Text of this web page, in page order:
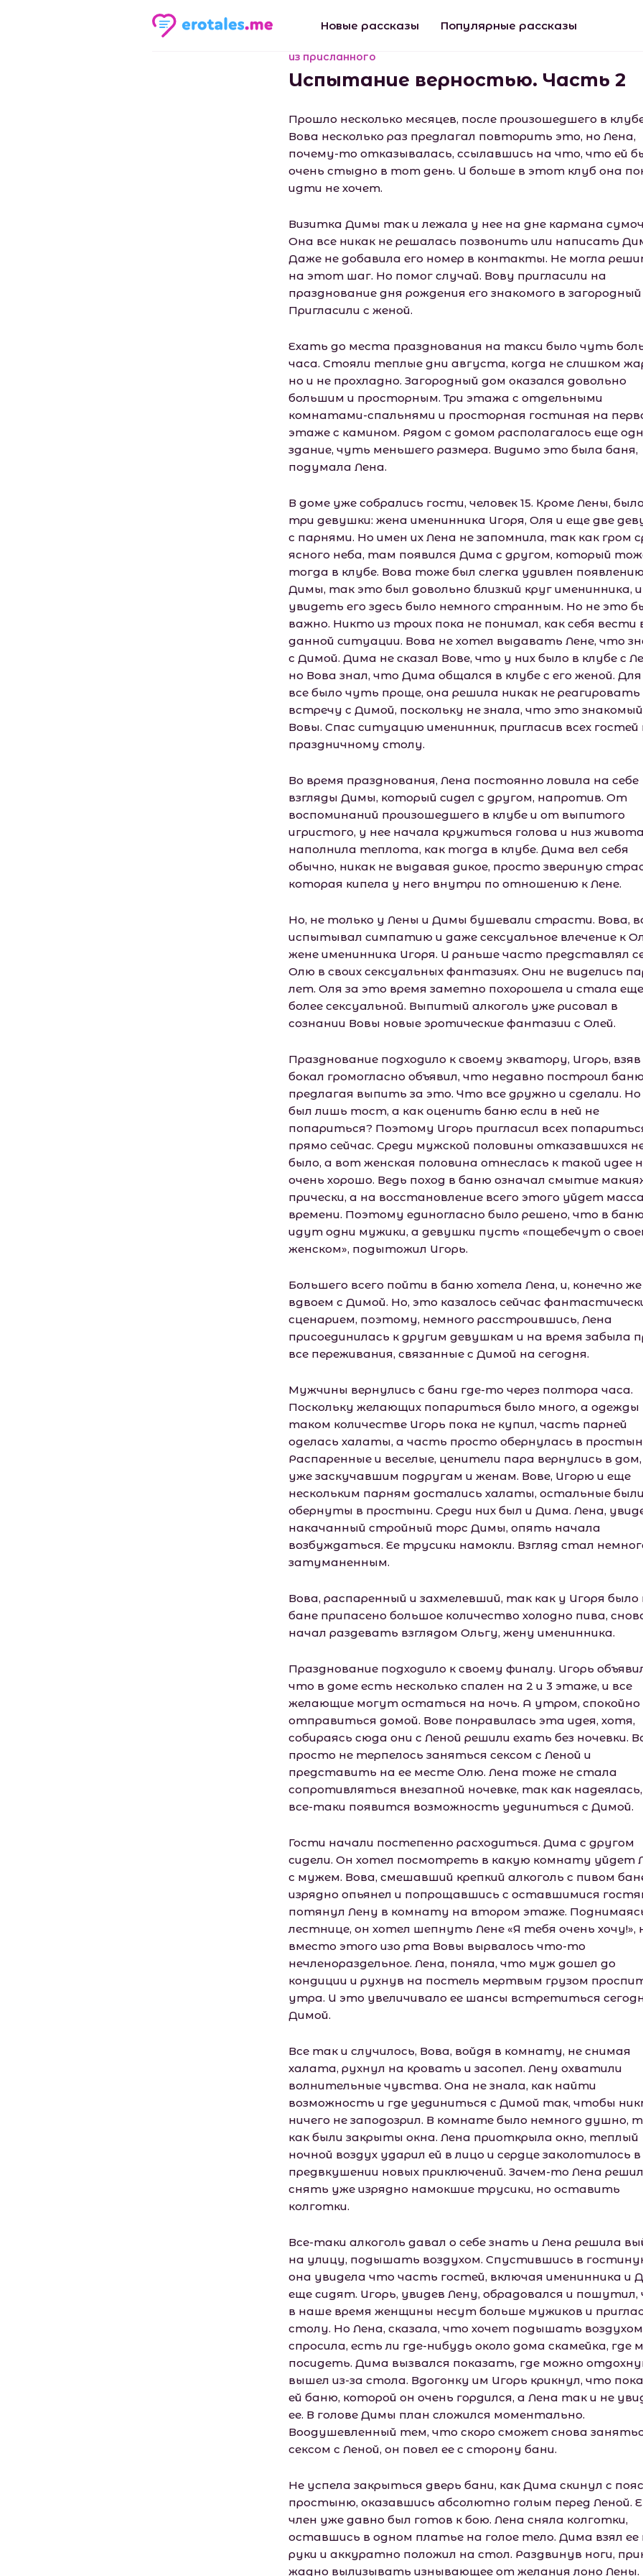
Новые рассказы Популярные рассказы
из присланного
Испытание верностью. Часть 2
Прошло несколько месяцев, после произошедшего в
Вова несколько раз предлагал повторить это, но Лена,
почему-то отказывалась, ссылавшись на что, что ей
очень стыдно в тот день. И больше в этот клуб она
идти не хочет.
Визитка Димы так и лежала у нее на дне кармана
Она все никак не решалась позвонить или написать
Даже не добавила его номер в контакты. Не могла
на этот шаг. Но помог случай. Вову пригласили на
празднование дня рождения его знакомого в
Пригласили с женой.
Ехать до места празднования на такси было чуть
часа. Стояли теплые дни августа, когда не слишком
но и не прохладно. Загородный дом оказался довольно
большим и просторным. Три этажа с отдельными
комнатами-спальнями и просторная гостиная на
этаже с камином. Рядом с домом располагалось еще
здание, чуть меньшего размера. Видимо это была баня,
подумала Лена.
В доме уже собрались гости, человек 15. Кроме Лены,
три девушки: жена именинника Игоря, Оля и еще две
с парнями. Но имен их Лена не запомнила, так как гром
ясного неба, там появился Дима с другом, который
тогда в клубе. Вова тоже был слегка удивлен появлению
Димы, так это был довольно близкий круг именинника, и
увидеть его здесь было немного странным. Но не это
важно. Никто из троих пока не понимал, как себя вести
данной ситуации. Вова не хотел выдавать Лене, что
с Димой. Дима не сказал Вове, что у них было в клубе с
но Вова знал, что Дима общался в клубе с его женой.
все было чуть проще, она решила никак не реагировать
встречу с Димой, поскольку не знала, что это знакомый
Вовы. Спас ситуацию именинник, пригласив всех гостей
праздничному столу.
Во время празднования, Лена постоянно ловила на себе
взгляды Димы, который сидел с другом, напротив. От
воспоминаний произошедшего в клубе и от выпитого
игристого, у нее начала кружиться голова и низ живота
наполнила теплота, как тогда в клубе. Дима вел себя
обычно, никак не выдавая дикое, просто звериную
которая кипела у него внутри по отношению к Лене.
Но, не только у Лены и Димы бушевали страсти. Вова,
испытывал симпатию и даже сексуальное влечение к
жене именинника Игоря. И раньше часто представлял
Олю в своих сексуальных фантазиях. Они не виделись
лет. Оля за это время заметно похорошела и стала еще
более сексуальной. Выпитый алкоголь уже рисовал в
сознании Вовы новые эротические фантазии с Олей.
Празднование подходило к своему экватору, Игорь, взяв
бокал громогласно объявил, что недавно построил
предлагая выпить за это. Что все дружно и сделали.
был лишь тост, а как оценить баню если в ней не
попариться? Поэтому Игорь пригласил всех
прямо сейчас. Среди мужской половины отказавшихся
было, а вот женская половина отнеслась к такой идее
очень хорошо. Ведь поход в баню означал смытие
прически, а на восстановление всего этого уйдет масса
времени. Поэтому единогласно было решено, что в баню
идут одни мужики, а девушки пусть «пощебечут о
женском», подытожил Игорь.
Большего всего пойти в баню хотела Лена, и, конечно же
вдвоем с Димой. Но, это казалось сейчас
сценарием, поэтому, немного расстроившись, Лена
присоединилась к другим девушкам и на время забыла
все переживания, связанные с Димой на сегодня.
Мужчины вернулись с бани где-то через полтора часа.
Поскольку желающих попариться было много, а одежды
таком количестве Игорь пока не купил, часть парней
оделась халаты, а часть просто обернулась в
Распаренные и веселые, ценители пара вернулись в дом,
уже заскучавшим подругам и женам. Вове, Игорю и еще
нескольким парням достались халаты, остальные были
обернуты в простыни. Среди них был и Дима. Лена,
накачанный стройный торс Димы, опять начала
возбуждаться. Ее трусики намокли. Взгляд стал
затуманенным.
Вова, распаренный и захмелевший, так как у Игоря было
бане припасено большое количество холодно пива,
начал раздевать взглядом Ольгу, жену именинника.
Празднование подходило к своему финалу. Игорь
что в доме есть несколько спален на 2 и 3 этаже, и все
желающие могут остаться на ночь. А утром, спокойно
отправиться домой. Вове понравилась эта идея, хотя,
собираясь сюда они с Леной решили ехать без ночевки.
просто не терпелось заняться сексом с Леной и
представить на ее месте Олю. Лена тоже не стала
сопротивляться внезапной ночевке, так как
все-таки появится возможность уединиться с Димой.
Гости начали постепенно расходиться. Дима с другом
сидели. Он хотел посмотреть в какую комнату уйдет
с мужем. Вова, смешавший крепкий алкоголь с пивом
изрядно опьянел и попрощавшись с оставшимися
потянул Лену в комнату на втором этаже.
лестнице, он хотел шепнуть Лене «Я тебя очень хочу!»,
вместо этого изо рта Вовы вырвалось что-то
нечленораздельное. Лена, поняла, что муж дошел до
кондиции и рухнув на постель мертвым грузом
утра. И это увеличивало ее шансы встретиться
Димой.
Все так и случилось, Вова, войдя в комнату, не снимая
халата, рухнул на кровать и засопел. Лену охватили
волнительные чувства. Она не знала, как найти
возможность и где уединиться с Димой так, чтобы
ничего не заподозрил. В комнате было немного душно,
как были закрыты окна. Лена приоткрыла окно, теплый
ночной воздух ударил ей в лицо и сердце заколотилось в
предвкушении новых приключений. Зачем-то Лена
снять уже изрядно намокшие трусики, но оставить
колготки.
Все-таки алкоголь давал о себе знать и Лена решила
на улицу, подышать воздухом. Спустившись в
она увидела что часть гостей, включая именинника и
еще сидят. Игорь, увидев Лену, обрадовался и пошутил,
в наше время женщины несут больше мужиков и
столу. Но Лена, сказала, что хочет подышать
спросила, есть ли где-нибудь около дома скамейка, где
посидеть. Дима вызвался показать, где можно
вышел из-за стола. Вдогонку им Игорь крикнул, что
ей баню, которой он очень гордился, а Лена так и не
ее. В голове Димы план сложился моментально.
Воодушевленный тем, что скоро сможет снова
сексом с Леной, он повел ее с сторону бани.
Не успела закрыться дверь бани, как Дима скинул с
простыню, оказавшись абсолютно голым перед Леной.
член уже давно был готов к бою. Лена сняла колготки,
оставшись в одном платье на голое тело. Дима взял ее
руки и аккуратно положил на стол. Раздвинув ноги,
жадно вылизывать изнывающее от желания лоно Лены.